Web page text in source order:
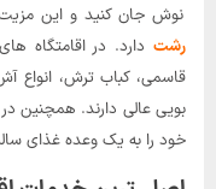
نوش جان کنید و این مزیت
رشت دارد. در اقامتگاه
قاسمی، کباب ترش، انواع
بویی عالی دارند. همچنین
خود را به یک وعده غذای